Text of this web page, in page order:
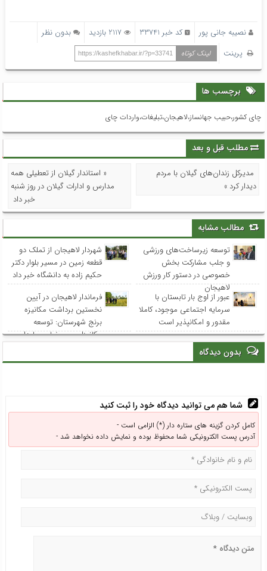
نصیبه جانی پور کد خبر 33741 2117 بازدید
بدون نظر
پرینت
لینک کوتاه https://kashefkhabar.ir/?p=33741
برچسب ها
چای کشور،حبیب جهانساز،لاهیجان،تبلیغات،واردات چای
مطلب قبل و بعد
مدیرکل زندان‌های گیلان با مردم
دیدار کرد »
« استاندار گیلان از تعطیلی همه
مدارس و ادارات گیلان در روز شنبه
خبر داد
مطالب مشابه
توسعه زیرساخت‌های ورزشی
و جلب مشارکت بخش
خصوصی در دستور کار ورزش
لاهیجان
شهردار لاهیجان از تملک دو
قطعه زمین در مسیر بلوار دکتر
حکیم زاده به دانشگاه خبر داد
عبور از اوج بار تابستان با
سرمایه اجتماعی موجود، کاملا
مقدور و امکانپذیر است
فرماندار لاهیجان در آیین
نخستین برداشت مکانیزه
برنج شهرستان: توسعه
مکانیزاسیون، ضامن پایداری
کشاورزان است
بدون دیدگاه
شما هم می توانید دیدگاه خود را ثبت کنید
کامل کردن گزینه های ستاره دار (*) الزامی است -
آدرس پست الکترونیکی شما محفوظ بوده و نمایش داده نخواهد شد -